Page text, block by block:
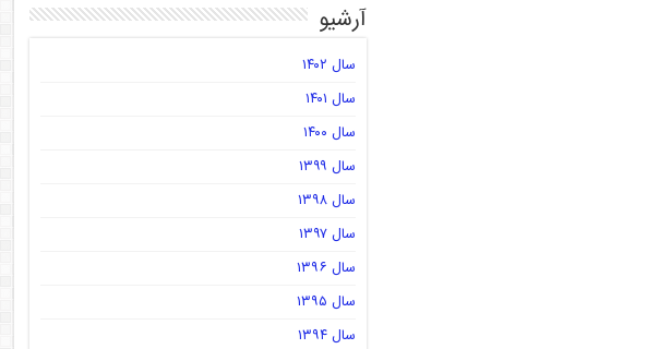
آرشیو
سال ۱۴۰۲
سال ۱۴۰۱
سال ۱۴۰۰
سال ۱۳۹۹
سال ۱۳۹۸
سال ۱۳۹۷
سال ۱۳۹۶
سال ۱۳۹۵
سال ۱۳۹۴